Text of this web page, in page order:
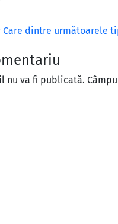
Care dintre următoarele
nu va fi publicată.